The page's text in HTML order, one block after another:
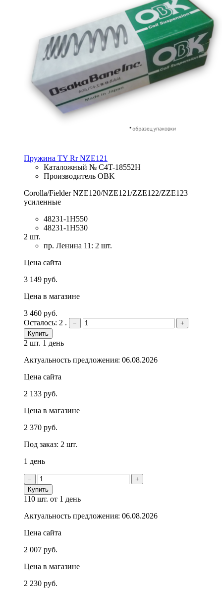
Пружина TY Rr NZE121
Каталожный № C4T-18552H
Производитель OBK
Corolla/Fielder NZE120/NZE121/ZZE122/ZZE123
усиленные
48231-1H550
48231-1H530
2 шт.
пр. Ленина 11: 2 шт.
Цена сайта
3 149 руб.
Цена в магазине
3 460 руб.
Осталось: 2 .
−
+
Купить
2 шт. 1 день
Актуальность предложения: 06.08.2026
Цена сайта
2 133 руб.
Цена в магазине
2 370 руб.
Под заказ: 2 шт.
1 день
−
+
Купить
110 шт. от 1 день
Актуальность предложения: 06.08.2026
Цена сайта
2 007 руб.
Цена в магазине
2 230 руб.